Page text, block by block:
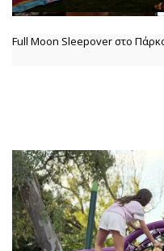
Full Moon Sleepover στο